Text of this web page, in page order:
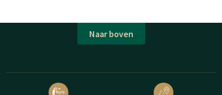
Naar boven